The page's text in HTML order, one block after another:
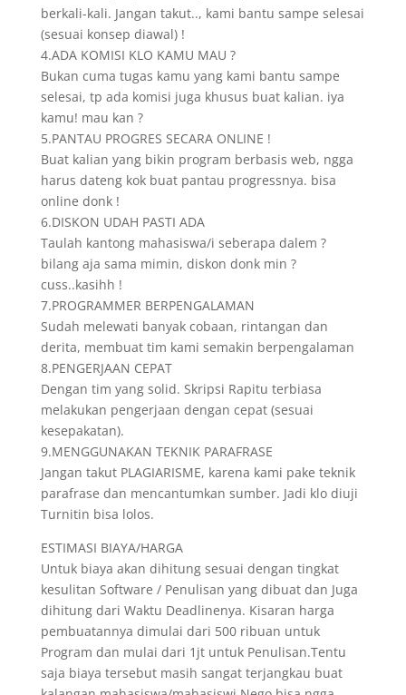
berkali-kali. Jangan takut.., kami bantu sampe selesai
(sesuai konsep diawal) !
4.ADA KOMISI KLO KAMU MAU ?
Bukan cuma tugas kamu yang kami bantu sampe
selesai, tp ada komisi juga khusus buat kalian. iya
kamu! mau kan ?
5.PANTAU PROGRES SECARA ONLINE !
Buat kalian yang bikin program berbasis web, ngga
harus dateng kok buat pantau progressnya. bisa
online donk !
6.DISKON UDAH PASTI ADA
Taulah kantong mahasiswa/i seberapa dalem ?
bilang aja sama mimin, diskon donk min ?
cuss..kasihh !
7.PROGRAMMER BERPENGALAMAN
Sudah melewati banyak cobaan, rintangan dan
derita, membuat tim kami semakin berpengalaman
8.PENGERJAAN CEPAT
Dengan tim yang solid. Skripsi Rapitu terbiasa
melakukan pengerjaan dengan cepat (sesuai
kesepakatan).
9.MENGGUNAKAN TEKNIK PARAFRASE
Jangan takut PLAGIARISME, karena kami pake teknik
parafrase dan mencantumkan sumber. Jadi klo diuji
Turnitin bisa lolos.
ESTIMASI BIAYA/HARGA
Untuk biaya akan dihitung sesuai dengan tingkat
kesulitan Software / Penulisan yang dibuat dan Juga
dihitung dari Waktu Deadlinenya. Kisaran harga
pembuatannya dimulai dari 500 ribuan untuk
Program dan mulai dari 1jt untuk Penulisan.Tentu
saja biaya tersebut masih sangat terjangkau buat